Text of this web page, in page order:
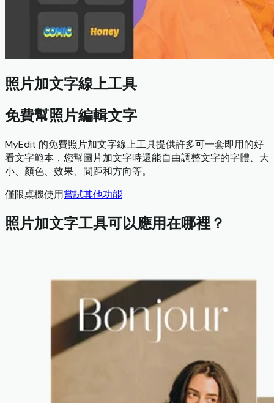
照片加文字線上工具
免費幫照片編輯文字
MyEdit 的免費照片加文字線上工具提供許多可一套即用的好
看文字範本，您幫圖片加文字時還能自由調整文字的字體、大
小、顏色、效果、間距和方向等。
僅限桌機使用嘗試其他功能
照片加文字工具可以應用在哪裡？